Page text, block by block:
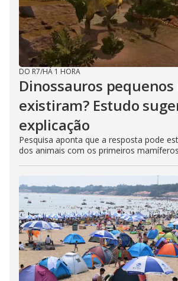
DO R7/HÁ 1 HORA
Dinossauros
existiram? Estudo
explicação
Pesquisa aponta que a resposta pode
dos animais com os primeiros mamíferos